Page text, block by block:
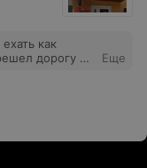
как
мужчину и
Еще